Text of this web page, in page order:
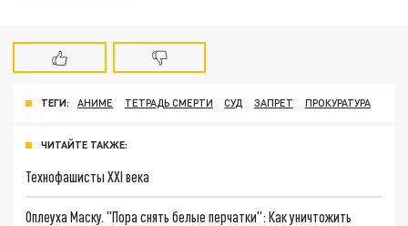
ТЕГИ: АНИМЕ ТЕТРАДЬ СМЕРТИ СУД ЗАПРЕТ ПРОКУРАТУРА
ЧИТАЙТЕ ТАКЖЕ:
Технофашисты XXI века
Оплеуха Маску. "Пора снять белые перчатки": Как уничтожить